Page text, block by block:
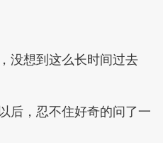
没想到这么长时间过去
后，忍不住好奇的问了一